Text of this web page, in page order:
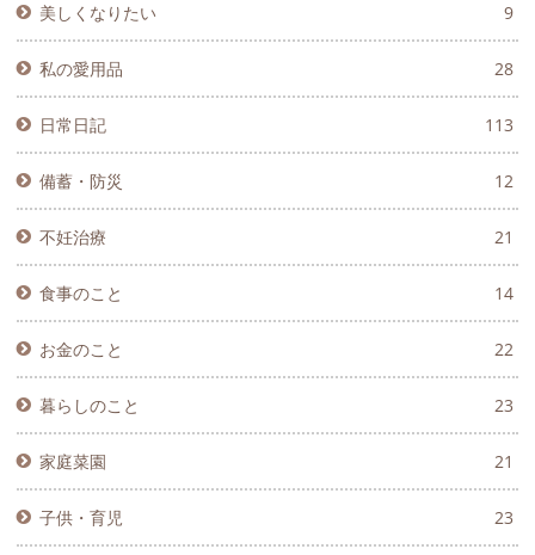
美しくなりたい 9
私の愛用品 28
日常日記 113
備蓄・防災 12
不妊治療 21
食事のこと 14
お金のこと 22
暮らしのこと 23
家庭菜園 21
子供・育児 23